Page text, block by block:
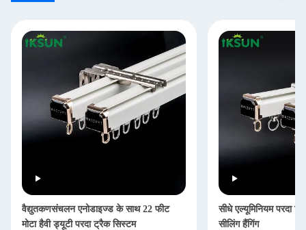
वैद्युतकणसंचलन एनोडाइज्ड के साथ 22 फीट
मोटा हैवी ड्यूटी परदा ट्रैक सिस्टम
सीधे एल्यूमिनियम परदा
सीलिंग हैंगिंग